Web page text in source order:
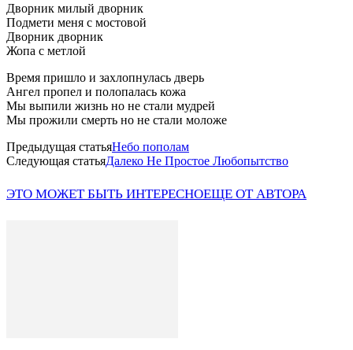
Дворник милый дворник
Подмети меня с мостовой
Дворник дворник
Жопа с метлой
Время пришло и захлопнулась дверь
Ангел пропел и полопалась кожа
Мы выпили жизнь но не стали мудрей
Мы прожили смерть но не стали моложе
Предыдущая статьяНебо пополам
Следующая статьяДалеко Не Простое Любопытство
ЭТО МОЖЕТ БЫТЬ ИНТЕРЕСНОЕЩЕ ОТ АВТОРА